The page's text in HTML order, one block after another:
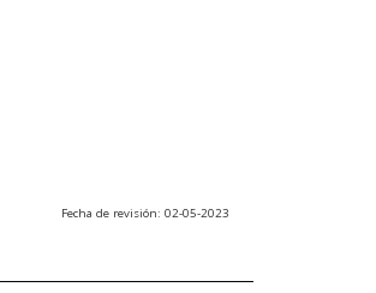
Fecha de revisión: 02-05-2023